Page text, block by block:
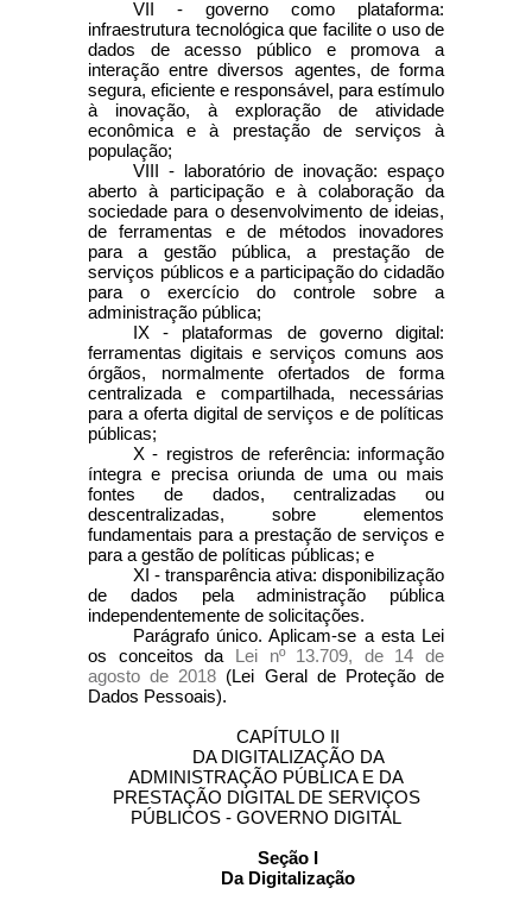
VII - governo como plataforma:
infraestrutura tecnológica que facilite o uso de
dados de acesso público e promova a
interação entre diversos agentes, de forma
segura, eficiente e responsável, para estímulo
à inovação, à exploração de atividade
econômica e à prestação de serviços à
população;
VIII - laboratório de inovação: espaço
aberto à participação e à colaboração da
sociedade para o desenvolvimento de ideias,
de ferramentas e de métodos inovadores
para a gestão pública, a prestação de
serviços públicos e a participação do cidadão
para o exercício do controle sobre a
administração pública;
IX - plataformas de governo digital:
ferramentas digitais e serviços comuns aos
órgãos, normalmente ofertados de forma
centralizada e compartilhada, necessárias
para a oferta digital de serviços e de políticas
públicas;
X - registros de referência: informação
íntegra e precisa oriunda de uma ou mais
fontes de dados, centralizadas ou
descentralizadas, sobre elementos
fundamentais para a prestação de serviços e
para a gestão de políticas públicas; e
XI - transparência ativa: disponibilização
de dados pela administração pública
independentemente de solicitações.
Parágrafo único. Aplicam-se a esta Lei
os conceitos da Lei nº 13.709, de 14 de
agosto de 2018 (Lei Geral de Proteção de
Dados Pessoais).
CAPÍTULO II
DA DIGITALIZAÇÃO DA
ADMINISTRAÇÃO PÚBLICA E DA
PRESTAÇÃO DIGITAL DE SERVIÇOS
PÚBLICOS - GOVERNO DIGITAL
Seção I
Da Digitalização